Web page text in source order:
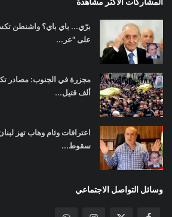
برّي... باي باي؟ واشنطن
على "عر...
ألف قتيل...
اعترافات وئام وهاب تهز
سقوط...
وسائل التواصل الاجتماعي